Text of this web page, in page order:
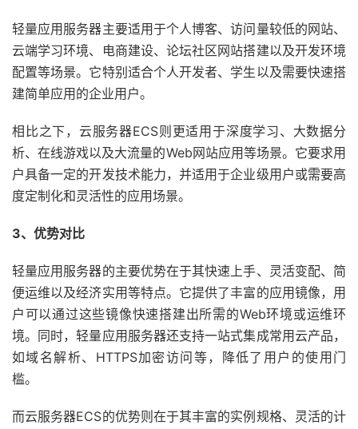
轻量应用服务器主要适用于个人博客、访问量较低的网站、
云端学习环境、电商建设、论坛社区网站搭建以及开发环境
配置等场景。它特别适合个人开发者、学生以及需要快速搭
建简单应用的企业用户。
相比之下，云服务器ECS则更适用于深度学习、大数据分
析、在线游戏以及大流量的Web网站应用等场景。它要求用
户具备一定的开发技术能力，并适用于企业级用户或需要高
度定制化和灵活性的应用场景。
3、优势对比
轻量应用服务器的主要优势在于其快速上手、灵活变配、简
便运维以及经济实用等特点。它提供了丰富的应用镜像，用
户可以通过这些镜像快速搭建出所需的Web环境或运维环
境。同时，轻量应用服务器还支持一站式集成常用云产品，
如域名解析、HTTPS加密访问等，降低了用户的使用门
槛。
而云服务器ECS的优势则在于其丰富的实例规格、灵活的计